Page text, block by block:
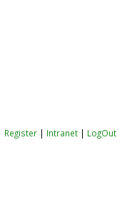
Register | Intranet | LogOut